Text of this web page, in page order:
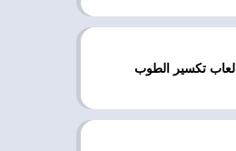
العاب تكسير الطوب